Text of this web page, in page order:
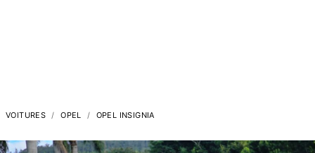
VOITURES OPEL OPEL INSIGNIA